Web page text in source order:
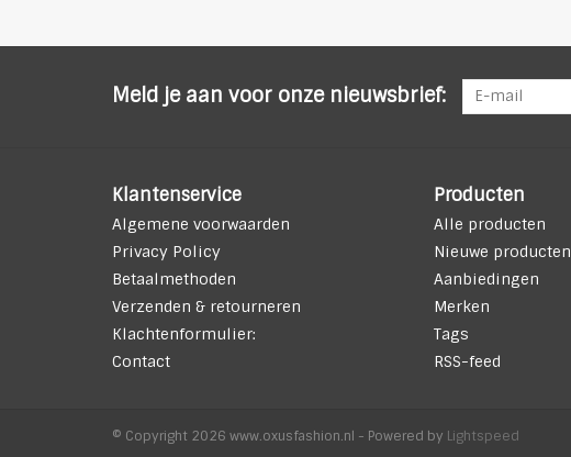
Meld je aan voor onze nieuwsbrief:
Klantenservice
Algemene voorwaarden
Privacy Policy
Betaalmethoden
Verzenden & retourneren
Klachtenformulier:
Contact
Producten
Alle producten
Nieuwe producten
Aanbiedingen
Merken
Tags
RSS-feed
© Copyright 2026 www.oxusfashion.nl - Powered by Lightspeed